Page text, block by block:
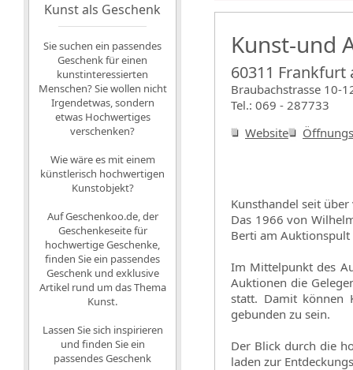
Kunst-und
60311 Frankfurt
Braubachstrasse 10-
Tel.: 069 - 287733
Website
Kunsthandel seit über
Das 1966 von
Berti am Auktionspult
Im Mittelpunkt des
Auktionen die
statt. Damit können
gebunden zu sein.
Der Blick durch die
laden zur
Kunst als Geschenk
Sie suchen ein passendes
Geschenk für einen
kunstinteressierten
Menschen? Sie wollen nicht
Irgendetwas, sondern
etwas Hochwertiges
verschenken?
Wie wäre es mit einem
künstlerisch hochwertigen
Kunstobjekt?
AufGeschenkoo.de, der
Geschenkeseite für
hochwertige Geschenke,
finden Sie ein passendes
Geschenk und exklusive
Artikel rund um das Thema
Kunst.
Lassen Sie sich inspirieren
und finden Sie ein
passendes Geschenk